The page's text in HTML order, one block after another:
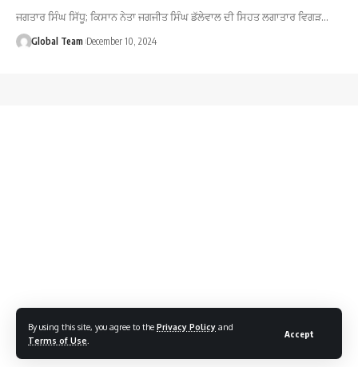
By using this site, you agree to the Privacy Policy and
Terms of Use
Accept
ਜਗਤਾਰ ਸਿੰਘ ਸਿੱਧੂ; ਕਿਸਾਨ ਨੇਤਾ ਜਗਜੀਤ ਸਿੰਘ ਡੱਲੇਵਾਲ ਦੀ ਸਿਹਤ ਲਗਾਤਾਰ ਵਿਗੜ…
Global Team December 10, 2024